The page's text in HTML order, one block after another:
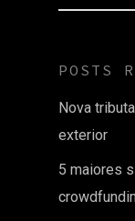
POSTS
Nova
exterior
5 maiores